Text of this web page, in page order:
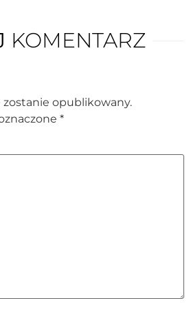
KOMENTARZ
zostanie opublikowany.
*